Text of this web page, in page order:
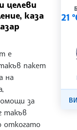
целеви
каза
е
пакет
на
за
такъв
откогато
21